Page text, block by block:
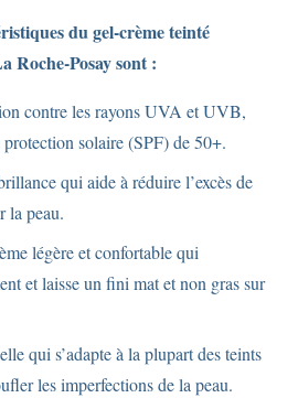
du gel-crème teinté
Roche-Posay sont :
contre les rayons UVA et UVB,
solaire (SPF) de 50+.
qui aide à réduire l’excès de
la peau.
légère et confortable qui
et laisse un fini mat et non gras sur
qui s’adapte à la plupart des teints
les imperfections de la peau.